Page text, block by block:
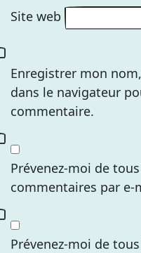
Site web
Enregistrer mon
dans le navigateur
commentaire.
Prévenez-moi de
commentaires par e-
Prévenez-moi de